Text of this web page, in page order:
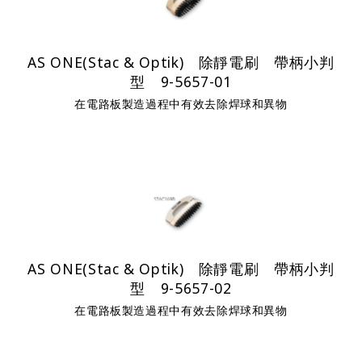
AS ONE(Stac & Optik) 除靜電刷 帶柄小判
型 9-5657-01
在電路板製造過程中有效去除焊球和異物
AS ONE(Stac & Optik) 除靜電刷 帶柄小判
型 9-5657-02
在電路板製造過程中有效去除焊球和異物